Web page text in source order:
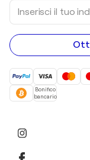
Dipinti acrilici
Inserisci
tuo
indirizzo
email
Bonifico
bancario